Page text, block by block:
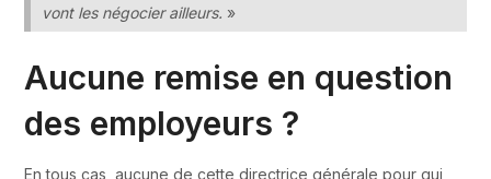
vont les négocier ailleurs. »
Aucune remise en question
des employeurs ?
En tous cas, aucune de cette directrice générale pour qui